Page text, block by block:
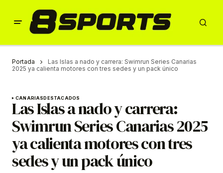
Portada
Las Islas a nado y carrera: Swimrun Series Canarias
2025 ya calienta motores con tres sedes y un pack único
CANARIASDESTACADOS
Las Islas a nado y carrera:
Swimrun Series Canarias 2025
ya calienta motores con tres
sedes y un pack único